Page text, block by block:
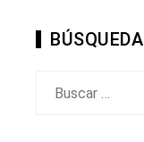
BÚSQUEDA